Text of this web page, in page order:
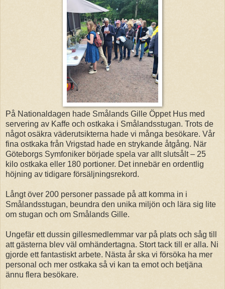
På Nationaldagen hade Smålands Gille Öppet Hus med
servering av Kaffe och ostkaka i Smålandsstugan. Trots de
något osäkra väderutsikterna hade vi många besökare. Vår
fina ostkaka från Vrigstad hade en strykande åtgång. När
Göteborgs Symfoniker började spela var allt slutsålt – 25
kilo ostkaka eller 180 portioner. Det innebär en ordentlig
höjning av tidigare försäljningsrekord.
Långt över 200 personer passade på att komma in i
Smålandsstugan, beundra den unika miljön och lära sig lite
om stugan och om Smålands Gille.
Ungefär ett dussin gillesmedlemmar var på plats och såg till
att gästerna blev väl omhändertagna. Stort tack till er alla. Ni
gjorde ett fantastiskt arbete. Nästa år ska vi försöka ha mer
personal och mer ostkaka så vi kan ta emot och betjäna
ännu flera besökare.